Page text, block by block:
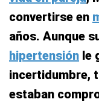
convertirse en
años. Aunque
hipertensión le
incertidumbre,
estaban